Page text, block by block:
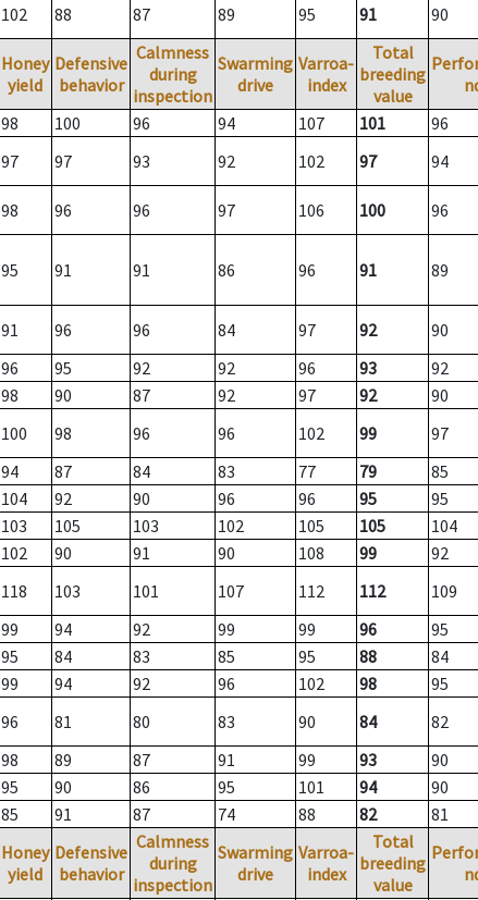
102 88 87 89 95 91 90
Honey
yield
Defensive
behavior
Calmness
during
inspection
Swarming
drive
Varroa-
index
Total
breeding
value
98 100 96 94 107 101
96
97 97 93 92 102 97 94
98 96 96 97 106 100 96
95 91 91 86 96 91 89
91 96 96 84 97 92
90
96 95 92 92 96 93
92
98 90 87 92 97 92
90
100 98 96 96 102 99
97
94 87 84 83 77 79
85
104 92 90 96 96 95
95
103 105 103 102 105 105
104
102 90 91 90 108 99
92
118 103 101 107 112 112
109
99 94 92 99 99 96
95
95 84 83 85 95 88
84
99 94 92 96 102 98
95
96 81 80 83 90 84
82
98 89 87 91 99 93
90
95 90 86 95 101 94
90
85 91 87 74 88 82 81
Honey
yield
Defensive
behavior
Calmness
during
inspection
Swarming
drive
Varroa-
index
Total
breeding
value